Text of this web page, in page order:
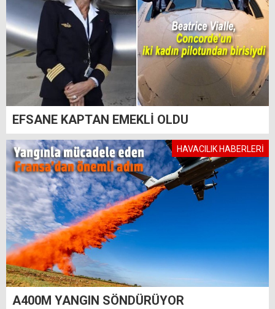
EFSANE KAPTAN EMEKLİ OLDU
HAVACILIK HABERLERİ
A400M YANGIN SÖNDÜRÜYOR